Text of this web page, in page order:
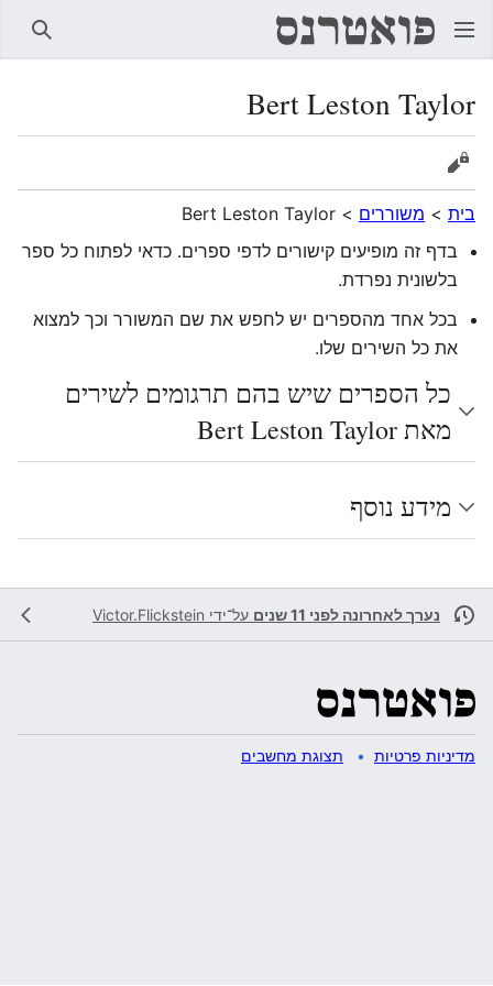
Bert Leston Taylor
הצגת מקור
בית > משוררים >
Bert Leston Taylor
בדף זה מופיעים קישורים לדפי ספרים. כדאי לפתוח כל ספר
בלשונית נפרדת.
בכל אחד מהספרים יש לחפש את שם המשורר וכך למצוא
את כל השירים שלו.
כל הספרים שיש בהם תרגומים לשירים
מאת Bert Leston Taylor
מידע נוסף
נערך לאחרונה לפני 11 שנים על־ידי Victor.Flickstein
מדיניות פרטיות תצוגת מחשבים